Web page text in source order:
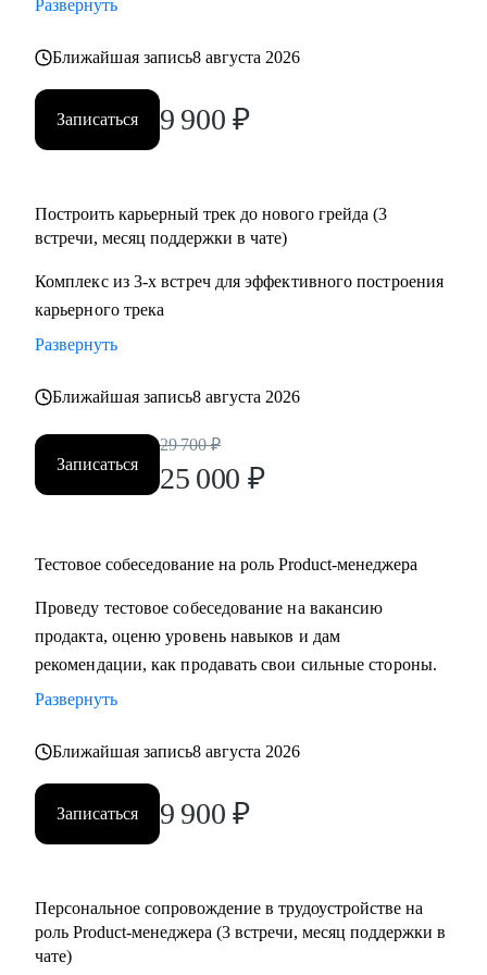
• Разобрать и выполнить тестовые задания.
вырасти на текущем месте работы.
• Построить здоровые отношения в команде и эффективно
Кому могу помочь:
Специалистам от Junior до Senior уровня:
• Product-менеджерам, кто хочет вырасти по грейду и
зарплате
• Владельцам стартапов, которые собирают команду, строят
• Project-менеджерам и маркетологам, кто хочет перейти в
Развернуть
Ближайшая запись8 августа 2026
Записаться 9 900 ₽
Построить карьерный трек до нового грейда (3
встречи, месяц поддержки в чате)
Комплекс из 3-х встреч для эффективного построения
карьерного трека
Развернуть
Ближайшая запись8 августа 2026
Записаться
29 700 ₽
25 000 ₽
Тестовое собеседование на роль Product-менеджера
Проведу тестовое собеседование на вакансию
продакта, оценю уровень навыков и дам
рекомендации, как продавать свои сильные стороны.
Развернуть
Ближайшая запись8 августа 2026
Записаться 9 900 ₽
Персональное сопровождение в трудоустройстве на
роль Product-менеджера (3 встречи, месяц поддержки в
чате)